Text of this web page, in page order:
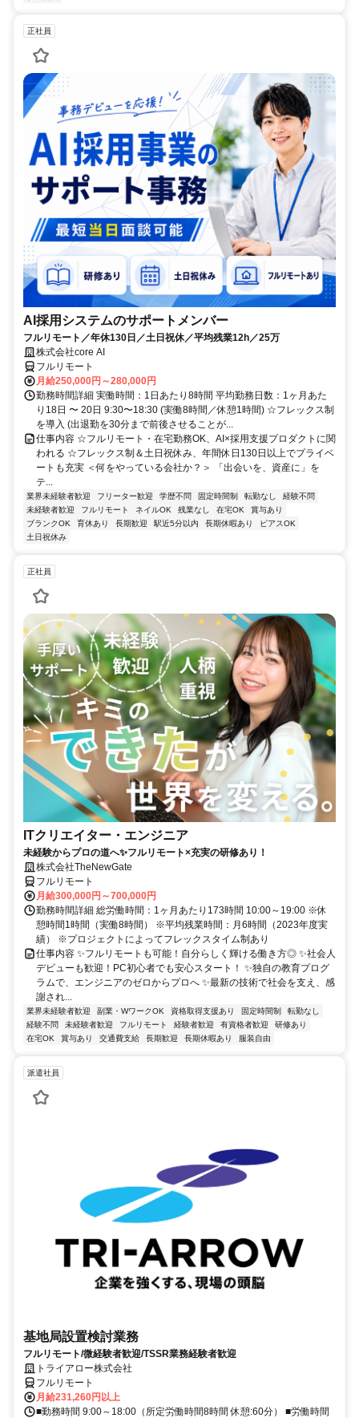
正社員
AI採用システムのサポートメンバー
フルリモート／年休130日／土日祝休／平均残業12h／25万
株式会社core AI
フルリモート
月給250,000円～280,000円
勤務時間詳細 実働時間：1日あたり8時間 平均勤務日数：1ヶ月あた
り18日 〜 20日 9:30〜18:30 (実働8時間／休憩1時間) ☆フレックス制
を導入 (出退勤を30分まで前後させることが...
仕事内容 ☆フルリモート・在宅勤務OK、AI×採用支援プロダクトに関
われる ☆フレックス制＆土日祝休み、年間休日130日以上でプライベ
ートも充実 ＜何をやっている会社か？＞ 「出会いを、資産に」を
テ...
業界未経験者歓迎 フリーター歓迎 学歴不問 固定時間制 転勤なし
経験不問
未経験者歓迎
フルリモート ネイルOK 残業なし 在宅OK
賞与あり
ブランクOK
育休あり 長期歓迎 駅近5分以内 長期休暇あり
ピアスOK
土日祝休み
正社員
ITクリエイター・エンジニア
未経験からプロの道へ✨フルリモート×充実の研修あり！
株式会社TheNewGate
フルリモート
月給300,000円～700,000円
勤務時間詳細 総労働時間：1ヶ月あたり173時間 10:00～19:00 ※休
憩時間1時間（実働8時間） ※平均残業時間：月6時間（2023年度実
績） ※プロジェクトによってフレックスタイム制あり
仕事内容 ✨フルリモートも可能！自分らしく輝ける働き方◎ ✨社会人
デビューも歓迎！PC初心者でも安心スタート！ ✨独自の教育プログ
ラムで、エンジニアのゼロからプロへ ✨最新の技術で社会を支え、感
謝され...
業界未経験者歓迎 副業・WワークOK 資格取得支援あり 固定時間制
転勤なし
経験不問
未経験者歓迎 フルリモート 経験者歓迎 有資格者歓迎
研修あり
在宅OK
賞与あり 交通費支給 長期歓迎 長期休暇あり 服装自由
派遣社員
基地局設置検討業務
フルリモート/微経験者歓迎/TSSR業務経験者歓迎
トライアロー株式会社
フルリモート
月給231,260円以上
■勤務時間 9:00～18:00（所定労働時間8時間 休憩:60分） ■労働時間